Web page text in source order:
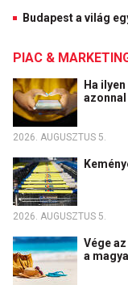
Budapest a világ
PIAC &
Ha
2026. AUGUSZTUS 5.
2026. AUGUSZTUS 5.
Vége
a